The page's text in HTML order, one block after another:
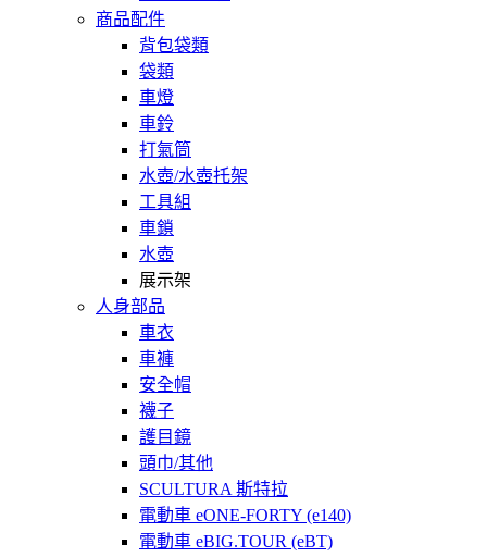
商品配件
背包袋類
袋類
車燈
車鈴
打氣筒
水壺/水壺托架
工具組
車鎖
水壺
展示架
人身部品
車衣
車褲
安全帽
襪子
護目鏡
頭巾/其他
SCULTURA 斯特拉
電動車 eONE-FORTY (e140)
電動車 eBIG.TOUR (eBT)